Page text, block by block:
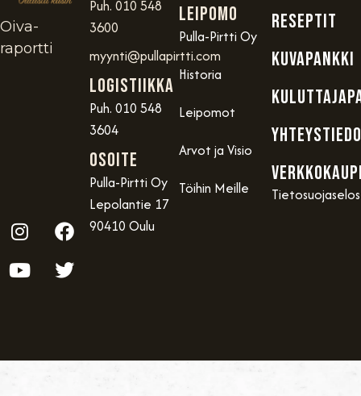
Oiva-
raportti
Puh. 010 548
3600
myynti@pullapirtti.com
Logistiikka
Puh. 010 548
3604
OSOITE
Pulla-Pirtti Oy
Lepolantie 17
90410 Oulu
Leipomo
Pulla-Pirtti Oy
Historia
Leipomot
Arvot ja Visio
Töihin Meille
RESEPTIT
KUVAPANKKI